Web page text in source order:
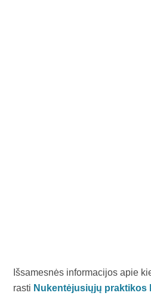
Išsamesnės informacijos apie
rasti Nukentėjusiųjų praktikos